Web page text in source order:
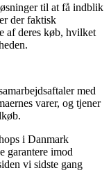
til at få indblik
der faktisk
af deres køb, hvilket
med
varer, og tjener
i Danmark
garantere imod
vi sidste gang